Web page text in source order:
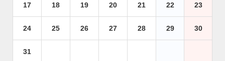
17 18 19 20 21 22 23
24 25 26 27 28 29 30
31